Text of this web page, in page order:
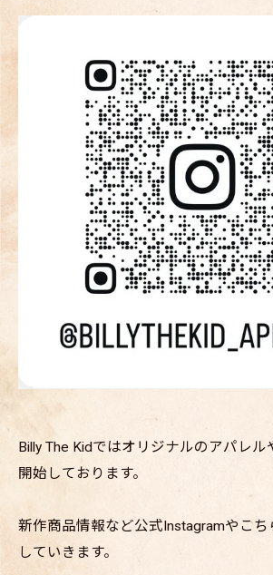
Billy The Kidではオリジナルのアパレル
開始しております。
新作商品情報など公式Instagramやこち
していきます。